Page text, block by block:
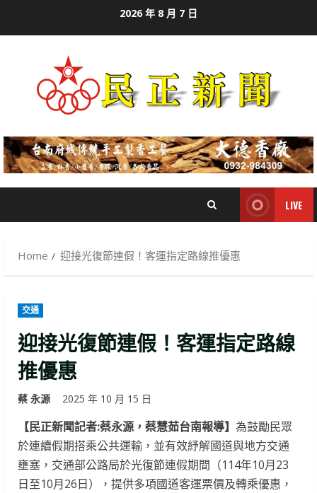
2026 年 8 月 7 日
LIVE
Home 迎接光復節連假！客運指定路線推優惠
交通
迎接光復節連假！客運指定路線
推優惠
蔡 永源 2025 年 10 月 15 日
【民正新聞記者:蔡永源，蔡慧茹台南報導】 為鼓勵民眾
於連續假期搭乘公共運輸，並有效紓解國道與地方交通
壅塞，交通部公路局於光復節連假期間（114年10月23
日至10月26日），提供多項國道客運票價及轉乘優惠，